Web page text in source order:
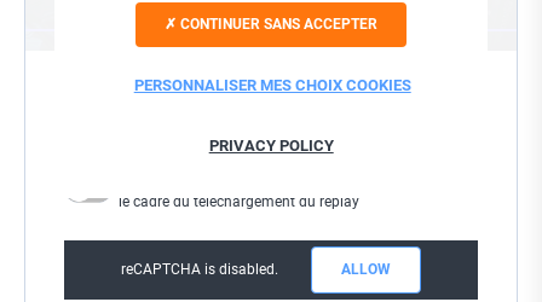
Nom / Prénom
le cadre du téléchargement du replay
reCAPTCHA is disabled. ALLOW
CONTINUER SANS ACCEPTER
PERSONNALISER MES CHOIX COOKIES
PRIVACY POLICY